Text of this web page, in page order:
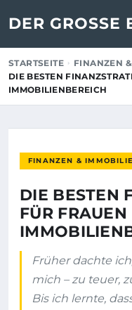
DER GROSSE
STARTSEITE
FINANZEN
DIE BESTEN
IMMOBILIENBEREICH
FINANZEN &
DIE BESTEN
FÜR FRAUEN
Früher dachte
mich – zu teuer,
Bis ich lernte,